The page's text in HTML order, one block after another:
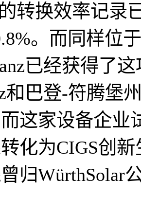
换效率记录已
。而同样位
已经获得了
和巴登-符腾堡
这家设备企业
化为CIGS创
归WürthSolar